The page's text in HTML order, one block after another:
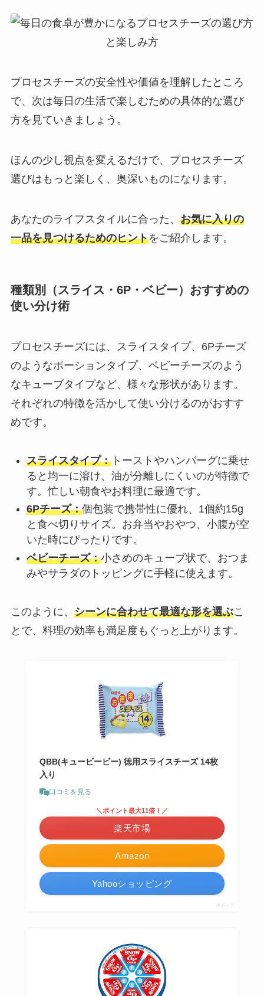
プロセスチーズの安全性や価値を理解したところ
で、次は毎日の生活で楽しむための具体的な選び
方を見ていきましょう。
ほんの少し視点を変えるだけで、プロセスチーズ
選びはもっと楽しく、奥深いものになります。
あなたのライフスタイルに合った、 お気に入りの
一品を見つけるためのヒントをご紹介します。
種類別（スライス・6P・ベビー）おすすめの
使い分け術
プロセスチーズには、スライスタイプ、6Pチーズ
のようなポーションタイプ、ベビーチーズのよう
なキューブタイプなど、様々な形状があります。
それぞれの特徴を活かして使い分けるのがおすす
めです。
スライスタイプ：トーストやハンバーグに乗せ
ると均一に溶け、油が分離しにくいのが特徴で
す。忙しい朝食やお料理に最適です。
6Pチーズ：個包装で携帯性に優れ、1個約15g
と食べ切りサイズ。お弁当やおやつ、小腹が空
いた時にぴったりです。
ベビーチーズ：小さめのキューブ状で、おつま
みやサラダのトッピングに手軽に使えます。
このように、 シーンに合わせて最適な形を選ぶこ
とで、料理の効率も満足度もぐっと上がります。
QBB(キュービービー) 徳用スライスチーズ 14枚
入り
口コミを見る
Amazon
＼ポイント最大11倍！／
楽天市場
Yahooショッピング
ポチップ